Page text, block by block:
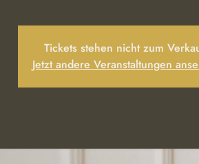
Tickets stehen nicht zum
Jetzt andere Veranstaltungen